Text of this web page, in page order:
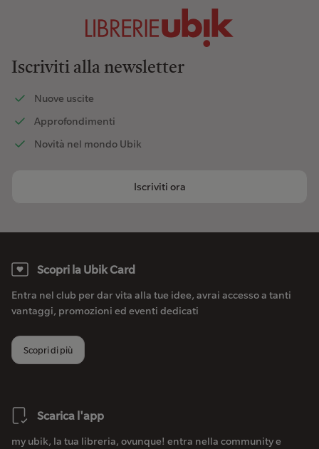
Iscriviti alla newsletter
Nuove uscite
Approfondimenti
Novità nel mondo Ubik
Iscriviti ora
Scopri la Ubik Card
Entra nel club per dar vita alla tue idee, avrai accesso a tanti
vantaggi, promozioni ed eventi dedicati
Scopri di più
Scarica l'app
my ubik, la tua libreria, ovunque! entra nella community e